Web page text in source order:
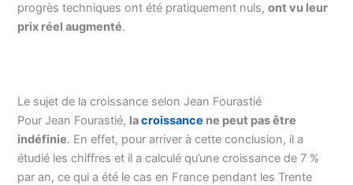
progrès techniques ont été pratiquement nuls,ont vu leur
prix réel augmenté.
Le sujet de la croissance selon Jean Fourastié
Pour Jean Fourastié, lacroissance ne peut pas être
indéfinie. En effet, pour arriver à cette conclusion, il a
étudié les chiffres et il a calculé qu’une croissance de 7 %
par an, ce qui a été le cas en France pendant les Trente